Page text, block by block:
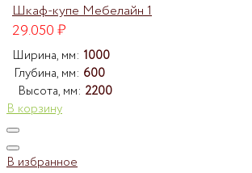
Шкаф-купе Мебелайн 1
29.050₽
Ширина, мм: 1000
Глубина, мм: 600
Высота, мм: 2200
В корзину
В избранное